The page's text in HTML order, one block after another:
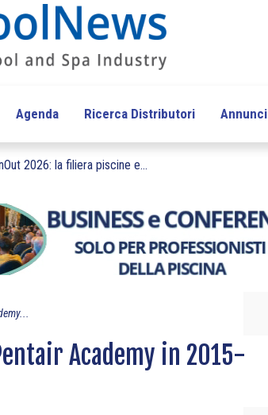
Agenda Ricerca Distributori Annunci
2026: la filiera piscine e...
Academy in 2015-